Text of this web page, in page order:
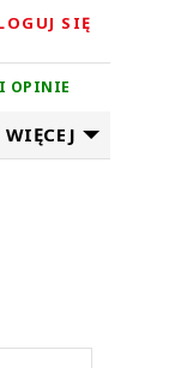
SIĘ
OPINIE
WIĘCEJ